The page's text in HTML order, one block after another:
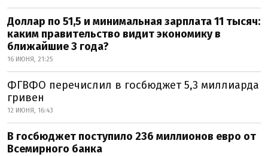
Доллар по 51,5 и минимальная зарплата 11 тысяч:
каким правительство видит экономику в
ближайшие 3 года?
16 ИЮНЯ, 21:25
ФГВФО перечислил в госбюджет 5,3 миллиарда
гривен
12 ИЮНЯ, 16:43
В госбюджет поступило 236 миллионов евро от
Всемирного банка